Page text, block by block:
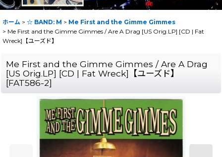
ホーム > ☆ BAND: M > Me First and the Gimme Gimmes
> Me First and the Gimme Gimmes / Are A Drag [US Orig.LP] [CD | Fat
Wreck]【ユーズド】
Me First and the Gimme Gimmes / Are A Drag
[US Orig.LP] [CD | Fat Wreck]【ユーズド】
[FAT586-2]